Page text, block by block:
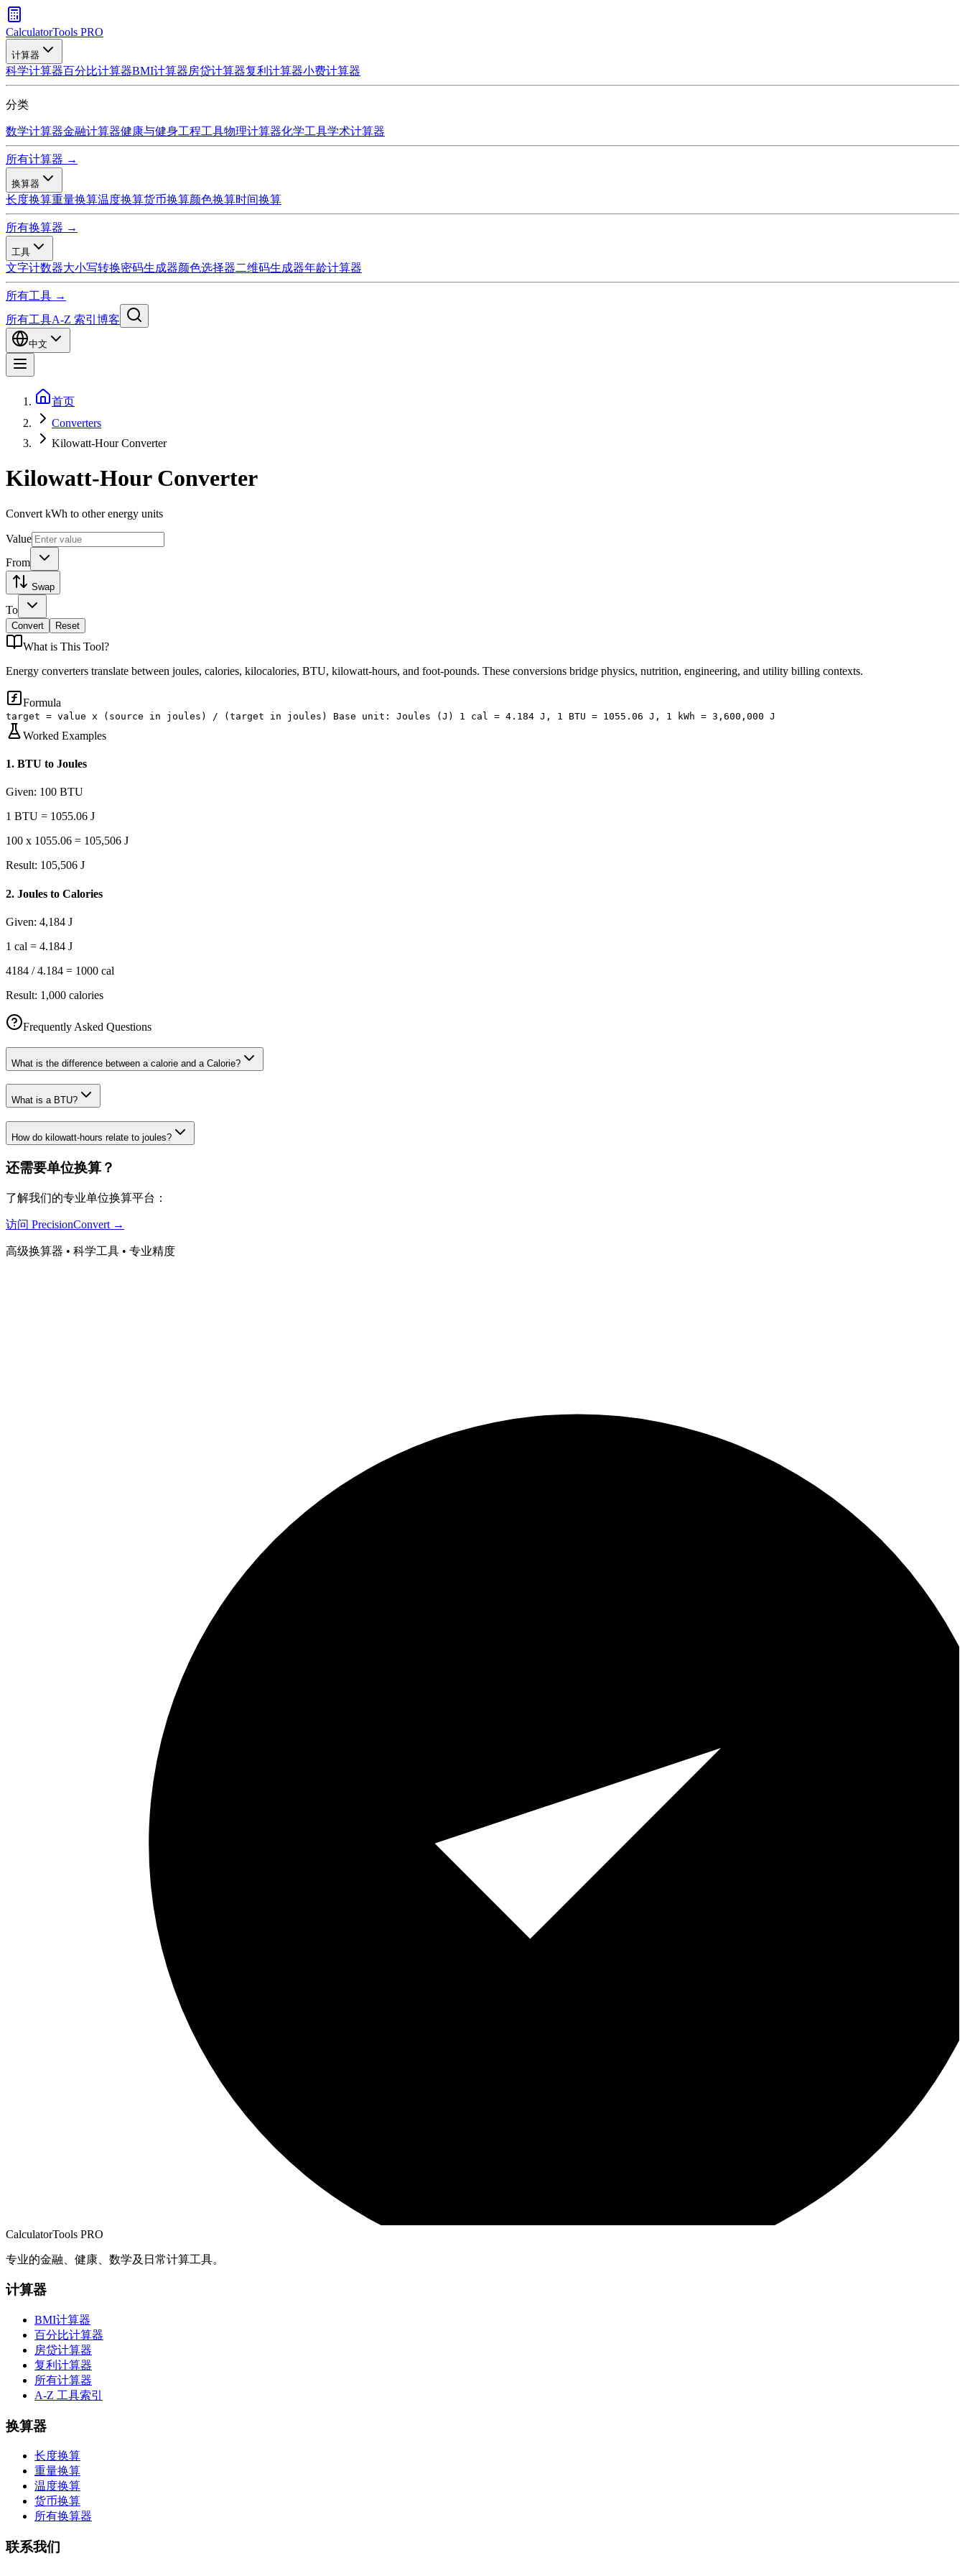
CalculatorTools PRO
计算器
科学计算器百分比计算器BMI计算器房贷计算器复利计算器小费计算器
分类
数学计算器金融计算器健康与健身工程工具物理计算器化学工具学术计算器
所有计算器 →
换算器
长度换算重量换算温度换算货币换算颜色换算时间换算
所有换算器 →
工具
文字计数器大小写转换密码生成器颜色选择器二维码生成器年龄计算器
所有工具 →
所有工具A-Z 索引 博客
中文
首页
Converters
Kilowatt-Hour Converter
Kilowatt-Hour Converter
Convert kWh to other energy units
Value
From
Swap
To
Convert Reset
What is This Tool?
Energy converters translate between joules, calories, kilocalories, BTU, kilowatt-hours, and foot-pounds. These conversions bridge physics, nutrition, engineering, and utility billing contexts.
Formula
target = value x (source in joules) / (target in joules) Base unit: Joules (J) 1 cal = 4.184 J, 1 BTU = 1055.06 J, 1 kWh = 3,600,000 J
Worked Examples
1. BTU to Joules
Given: 100 BTU
1 BTU = 1055.06 J
100 x 1055.06 = 105,506 J
Result: 105,506 J
2. Joules to Calories
Given: 4,184 J
1 cal = 4.184 J
4184 / 4.184 = 1000 cal
Result: 1,000 calories
Frequently Asked Questions
What is the difference between a calorie and a Calorie?
What is a BTU?
How do kilowatt-hours relate to joules?
还需要单位换算？
了解我们的专业单位换算平台：
访问 PrecisionConvert →
高级换算器 • 科学工具 • 专业精度
CalculatorTools PRO
专业的金融、健康、数学及日常计算工具。
计算器
BMI计算器
百分比计算器
房贷计算器
复利计算器
所有计算器
A-Z 工具索引
换算器
长度换算
重量换算
温度换算
货币换算
所有换算器
联系我们